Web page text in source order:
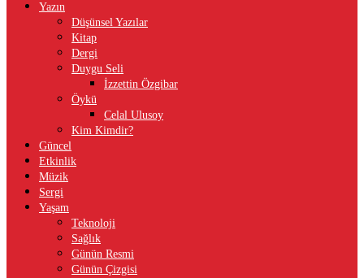
Yazın
Düşünsel Yazılar
Kitap
Dergi
Duygu Seli
İzzettin Özgibar
Öykü
Celal Ulusoy
Kim Kimdir?
Güncel
Etkinlik
Müzik
Sergi
Yaşam
Teknoloji
Sağlık
Günün Resmi
Günün Çizgisi